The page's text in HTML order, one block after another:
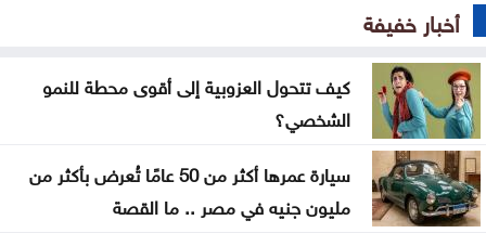
من كريم خان إلى بيدرو سانشيز… كلفة الوقوف مع
فلسطين
جون إسبوزيتو ومجتمعات الإسلام: أحد آخر النبلاء
دراسة حديثة: التحدث بأكثر من لغة يبطئ الشيخوخة
البيولوجية للدماغ
أخبار خفيفة
كيف تتحول العزوبية إلى أقوى محطة للنمو
الشخصي؟
سيارة عمرها أكثر من 50 عامًا تُعرض بأكثر من
مليون جنيه في مصر .. ما القصة